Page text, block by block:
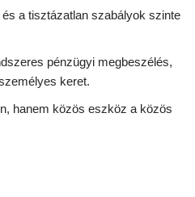
és a tisztázatlan szabályok szinte
pénzügyi megbeszélés,
keret.
hanem közös eszköz a közös